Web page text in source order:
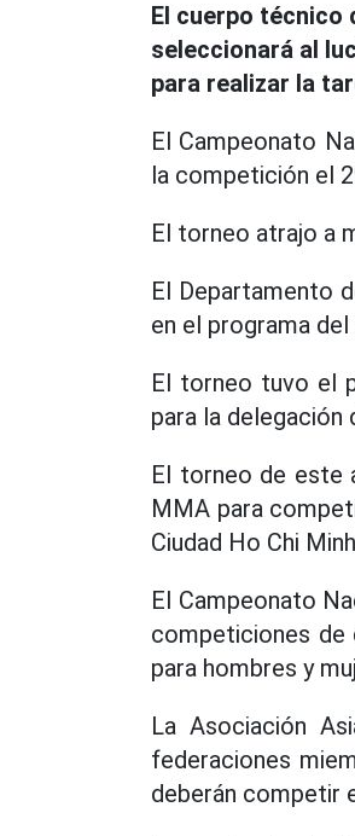
El cuerpo técnico
seleccionará al
para realizar la
El Campeonato
la competición el
El torneo atrajo a
El Departamento
en el programa
El torneo tuvo el
para la delegación
El torneo de este
MMA para
Ciudad Ho Chi
El Campeonato
competiciones de
para hombres y
La Asociación
federaciones
deberán competir